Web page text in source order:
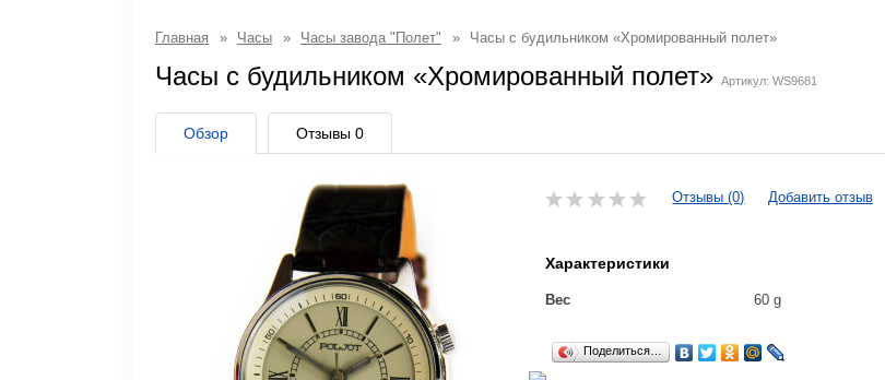
Главная » Часы » Часы завода "Полет" » Часы с будильником «Хромированный полет»
Часы с будильником «Хромированный полет» Артикул: WS9681
Обзор Отзывы 0
Отзывы (0) Добавить отзыв
Характеристики
Вес 60 g
Поделиться…